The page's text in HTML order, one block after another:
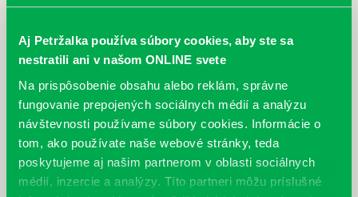
Aj Petržalka používa súbory cookies, aby ste sa
nestratili ani v našom ONLINE svete
Na prispôsobenie obsahu alebo reklám, správne
fungovanie prepojených sociálnych médií a analýzu
návštevnosti používame súbory cookies. Informácie o
tom, ako používate naše webové stránky, teda
poskytujeme aj našim partnerom v oblasti sociálnych
médií, inzercie a analýzy. Títo partneri môžu príslušné